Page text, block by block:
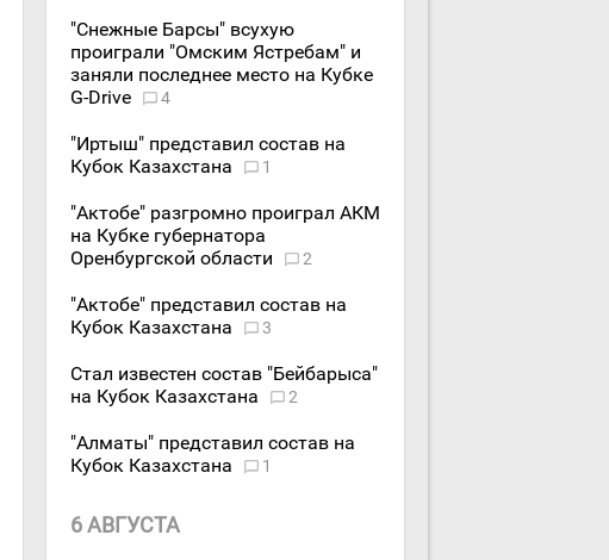
"Снежные Барсы" всухую
проиграли "Омским Ястребам" и
заняли последнее место на Кубке
G-Drive
4
"Иртыш" представил состав на
Кубок Казахстана
1
"Актобе" разгромно проиграл АКМ
на Кубке губернатора
Оренбургской области
2
"Актобе" представил состав на
Кубок Казахстана
3
Стал известен состав "Бейбарыса"
на Кубок Казахстана
2
"Алматы" представил состав на
Кубок Казахстана
1
6 АВГУСТА